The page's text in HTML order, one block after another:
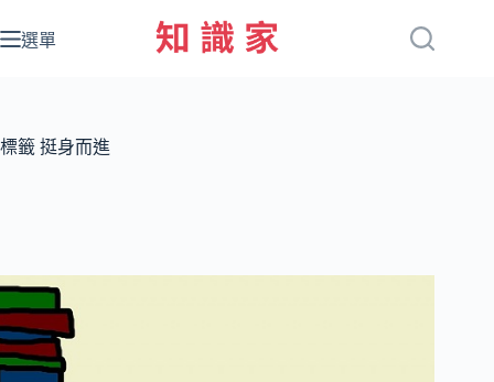
至
容
選單
標籤 挺身而進